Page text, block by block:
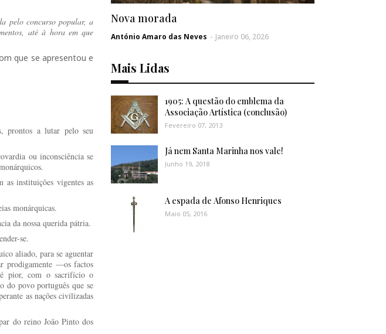
pelo concurso popular, a
até à hora em que
que se apresentou e
prontos a lutar pelo seu
ou inconsciência se
as instituições vigentes as
monárquicas.
da nossa querida pátria.
se.
aliado, para se aguentar
prodigamente —os factos
é pior, com o sacrifício o
do povo português que se
as nações civilizadas
do reino João Pinto dos
Nova morada
António Amaro das Neves - Janeiro 06, 2026
Mais Lidas
1905: A questão do emblema da
Associação Artística (conclusão)
Fevereiro 07, 2013
Já nem Santa Marinha nos vale!
Junho 19, 2018
A espada de Afonso Henriques
Maio 05, 2016